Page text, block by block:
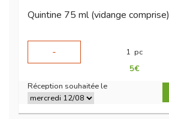
Quintine 75 ml (vidange comprise)
-
1 pc
5€
Réception souhaitée le